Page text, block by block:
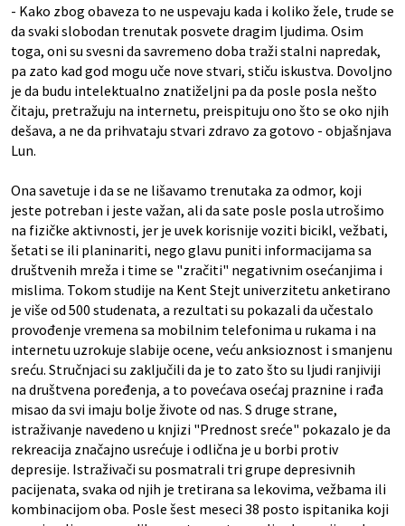
- Kako zbog obaveza to ne uspevaju kada i koliko žele, trude se
da svaki slobodan trenutak posvete dragim ljudima. Osim
toga, oni su svesni da savremeno doba traži stalni napredak,
pa zato kad god mogu uče nove stvari, stiču iskustva. Dovoljno
je da budu intelektualno znatiželjni pa da posle posla nešto
čitaju, pretražuju na internetu, preispituju ono što se oko njih
dešava, a ne da prihvataju stvari zdravo za gotovo - objašnjava
Lun.
Ona savetuje i da se ne lišavamo trenutaka za odmor, koji
jeste potreban i jeste važan, ali da sate posle posla utrošimo
na fizičke aktivnosti, jer je uvek korisnije voziti bicikl, vežbati,
šetati se ili planinariti, nego glavu puniti informacijama sa
društvenih mreža i time se "zračiti" negativnim osećanjima i
mislima. Tokom studije na Kent Stejt univerzitetu anketirano
je više od 500 studenata, a rezultati su pokazali da učestalo
provođenje vremena sa mobilnim telefonima u rukama i na
internetu uzrokuje slabije ocene, veću anksioznost i smanjenu
sreću. Stručnjaci su zaključili da je to zato što su ljudi ranjiviji
na društvena poređenja, a to povećava osećaj praznine i rađa
misao da svi imaju bolje živote od nas. S druge strane,
istraživanje navedeno u knjizi "Prednost sreće" pokazalo je da
rekreacija značajno usrećuje i odlična je u borbi protiv
depresije. Istraživači su posmatrali tri grupe depresivnih
pacijenata, svaka od njih je tretirana sa lekovima, vežbama ili
kombinacijom oba. Posle šest meseci 38 posto ispitanika koji